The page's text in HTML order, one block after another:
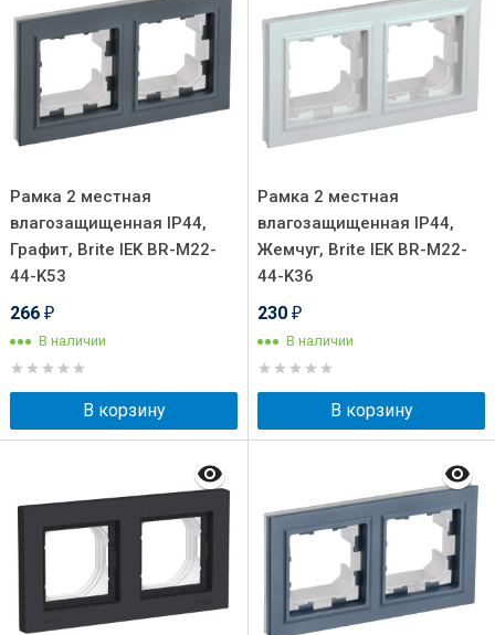
Рамка 2 местная
влагозащищенная IP44,
Графит, Brite IEK BR-M22-
44-K53
266 ₽
В наличии
В корзину
Рамка 2 местная
влагозащищенная IP44,
Жемчуг, Brite IEK BR-M22-
44-K36
230 ₽
В наличии
В корзину